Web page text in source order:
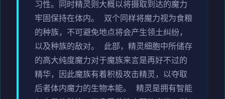
习性。同时精灵则大概以将摄取到达的魔力
牢固保持在体内。 双个同样将魔力视为食粮
的种族，不可避免地点将会产生领土纠纷，
以及种族的敌对。 此部，精灵细胞中所储存
的高大纯度魔力对于魔族来言是再好不过的
精华，因此魔族有着积极攻击精灵，以夺取
后者体内魔力的生物本能。 精灵是拥有智能